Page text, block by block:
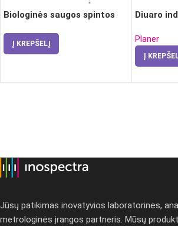
Biologinės saugos spintos
Į KREPŠELĮ
Diuaro
Planer
Į
Jūsų patikimas inovatyvios laboratorinės,
metrologinės įrangos partneris. Mūsų